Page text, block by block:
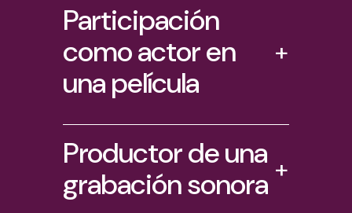
Participación
como actor en
una película
+
Productor de una
grabación sonora +